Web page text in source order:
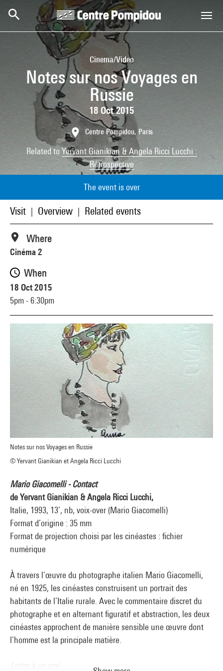
Skip to main content
Centre Pompidou
Cinema/Video
Notes sur nos Voyages en
Russie
18 Oct 2015
Centre Pompidou, Paris
Related to Yervant Gianikian & Angela Ricci Lucchi :
Rétrospective
The event is over
Visit Overview Related events
Notes sur nos Voyages en Russie
© Yervant Gianikian et Angela Ricci Lucchi
Mario Giacomelli - Contact
de Yervant Gianikian & Angela Ricci Lucchi,
Italie, 1993, 13’, nb, voix-over (Mario Giacomelli)
Format d’origine : 35 mm
Format de projection choisi par les cinéastes : fichier
numérique
À travers l’œuvre du photographe italien Mario Giacomelli,
né en 1925, les cinéastes construisent un portrait des
habitants de l’Italie rurale. Avec le commentaire discret du
photographe et en alternant figuratif et abstraction, les deux
cinéastes approchent de manière sensible une œuvre dont
l’homme est la principale matière.
Where
Cinéma 2
When
18 Oct 2015
5pm - 6:30pm